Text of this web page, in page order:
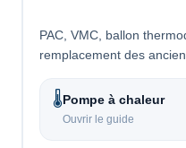
PAC, VMC, ballon
remplacement des
🌡️Pompe à chaleur
Ouvrir le guide